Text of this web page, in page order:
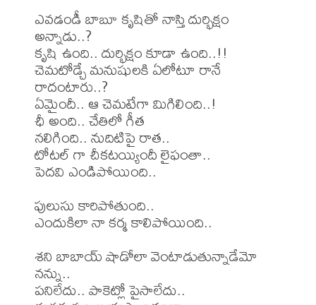
ఎవడండీ బాబూ కృషితో నాస్తి దుర్భిక్షం
అన్నాడు..?
కృషి ఉంది.. దుర్భిక్షం కూడా ఉంది..!!
చెమటోడ్చే మనుషులకి ఏలోటూ రానే
రాదంటారు..?
ఏమైందీ.. ఆ చెమటేగా మిగిలింది..!
ఛీ అంది.. చేతిలో గీత
నలిగింది.. నుదిటిపై రాత..
టోటల్ గా చీకటయ్యిందీ లైఫంతా..
పెదవి ఎండిపోయింది..
పులుసు కారిపోతుంది..
ఎందుకిలా నా కర్మ కాలిపోయింది..
శని బాబాయ్ షాడోలా వెంటాడుతున్నాడేమో
నన్ను..
పనిలేదు.. పాకెట్లో పైసాలేదు..